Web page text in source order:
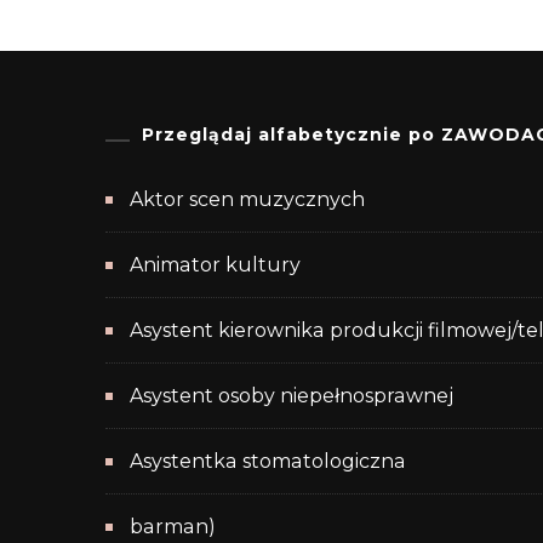
Przeglądaj alfabetycznie po
Aktor scen muzycznych
Animator kultury
Asystent kierownika produkcji filmowej/
Asystent osoby niepełnosprawnej
Asystentka stomatologiczna
barman)